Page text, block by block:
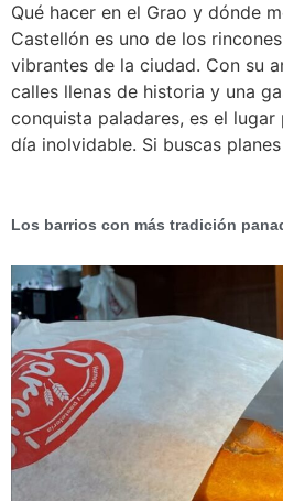
Qué hacer en el Grao y dónde
Castellón es uno de los
vibrantes de la ciudad. Con su
calles llenas de historia y una
conquista paladares, es el
día inolvidable. Si buscas
Los barrios con más tradición